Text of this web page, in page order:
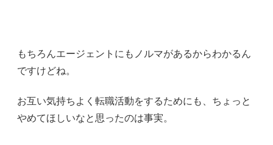
もちろんエージェントにもノルマがあるからわかるん
ですけどね。
お互い気持ちよく転職活動をするためにも、ちょっと
やめてほしいなと思ったのは事実。